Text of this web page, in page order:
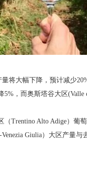
大幅下降，预计减少
，而奥斯塔谷大区(Valle
Alto Adige）葡萄
Giulia）大区产量